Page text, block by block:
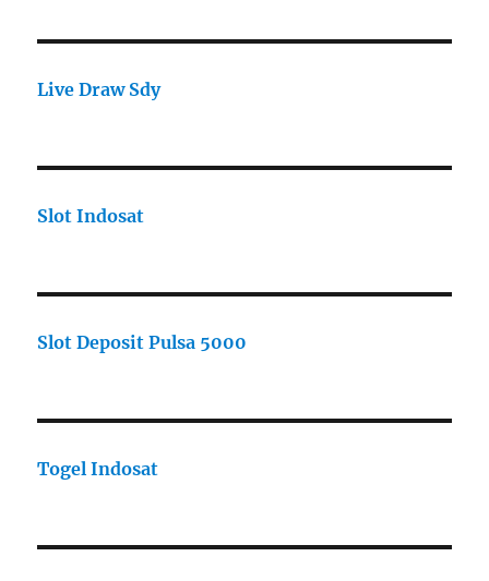
Live Draw Sdy
Slot Indosat
Slot Deposit Pulsa 5000
Togel Indosat